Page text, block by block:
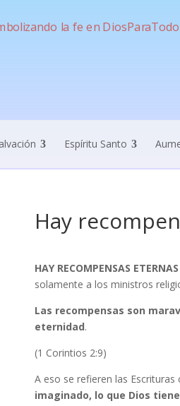
Espíritu Santo
Hay
HAY RECOMPENSAS
solamente a los ministros
Las recompensas son
eternidad.
(1 Corintios 2:9)
A eso se refieren las Escrituras
imaginado, lo que Dios